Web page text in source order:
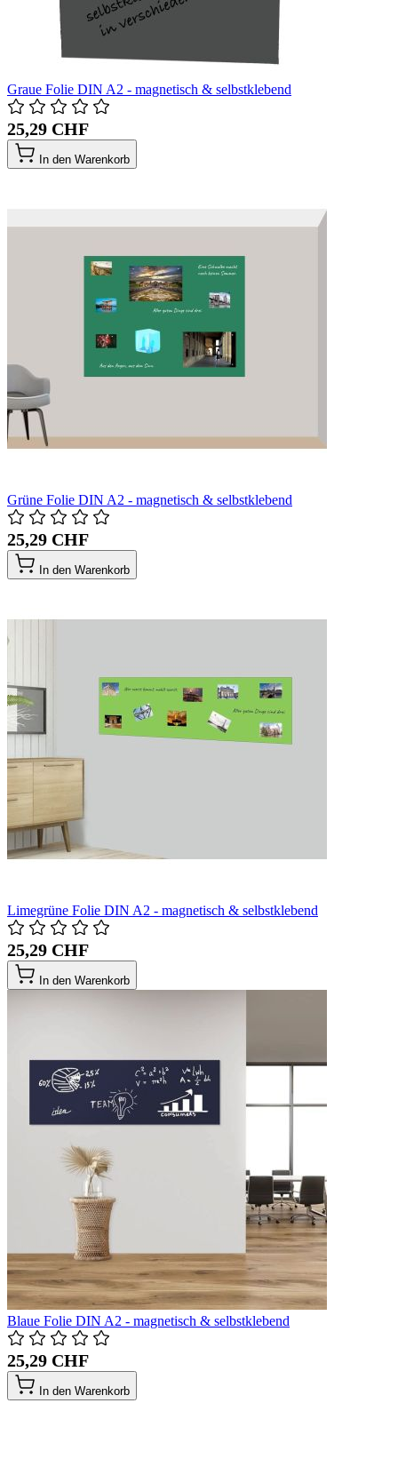
Graue Folie DIN A2 - magnetisch & selbstklebend
25,29 CHF
In den Warenkorb
Grüne Folie DIN A2 - magnetisch & selbstklebend
25,29 CHF
In den Warenkorb
Limegrüne Folie DIN A2 - magnetisch & selbstklebend
25,29 CHF
In den Warenkorb
Blaue Folie DIN A2 - magnetisch & selbstklebend
25,29 CHF
In den Warenkorb